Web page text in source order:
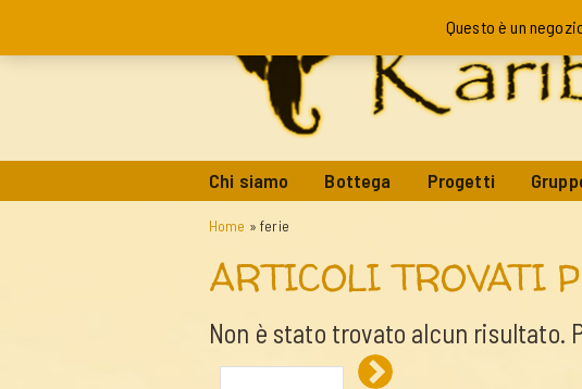
Chi siamo Bottega Progetti
Home »ferie
ARTICOLI TROVATI
Non è stato trovato alcun risultato.
Questo è un